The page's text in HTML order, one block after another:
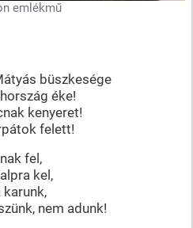
emlékmű
büszkesége
éke!
kenyeret!
felett!
fel,
kel,
karunk,
nem adunk!